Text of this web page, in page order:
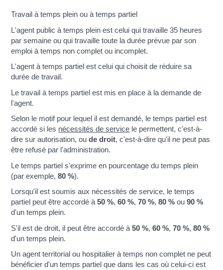
Travail à temps plein ou à temps partiel
L'agent public à temps plein est celui qui travaille 35 heures
par semaine ou qui travaille toute la durée prévue par son
emploi à temps non complet ou incomplet.
L'agent à temps partiel est celui qui choisit de réduire sa
durée de travail.
Le travail à temps partiel est mis en place à la demande de
l'agent.
Selon le motif pour lequel il est demandé, le temps partiel est
accordé si les nécessités de service le permettent, c'est-à-
dire sur autorisation, oude droit, c'est-à-dire qu'il ne peut pas
être refusé par l'administration.
Le temps partiel s'exprime en pourcentage du temps plein
(par exemple,80 %).
Lorsqu'il est soumis aux nécessités de service, le temps
partiel peut être accordé à50 %,60 %,70 %,80 % ou90 %
d'un temps plein.
S'il est de droit, il peut être accordé à50 %,60 %,70 %,80 %
d'un temps plein.
Un agent territorial ou hospitalier à temps non complet ne peut
bénéficier d'un temps partiel que dans les cas où celui-ci est